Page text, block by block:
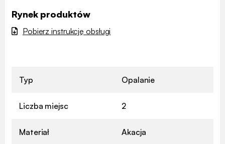
Rynek produktów
Pobierz instrukcję obsługi
Typ Opalanie
Liczba miejsc 2
Materiał Akacja